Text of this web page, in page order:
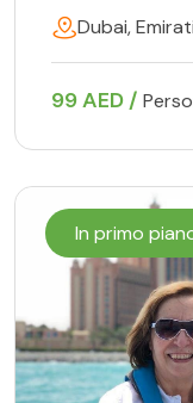
Dubai,
99 AED /
In primo